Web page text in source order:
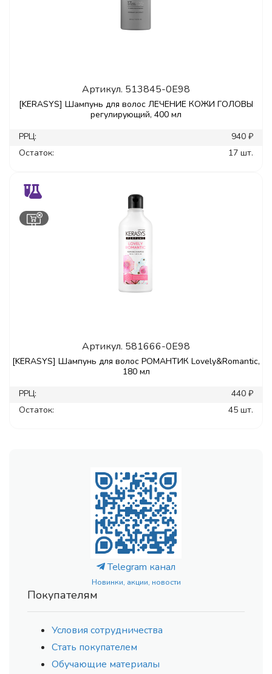
Артикул. 513845-0E98
[KERASYS] Шампунь для волос ЛЕЧЕНИЕ КОЖИ ГОЛОВЫ
регулирующий, 400 мл
РРЦ:
940 ₽
Остаток:
17 шт.
Артикул. 581666-0E98
[KERASYS] Шампунь для волос РОМАНТИК Lovely&Romantic,
180 мл
РРЦ:
440 ₽
Остаток:
45 шт.
Telegram канал
Новинки, акции, новости
Покупателям
Условия сотрудничества
Стать покупателем
Обучающие материалы